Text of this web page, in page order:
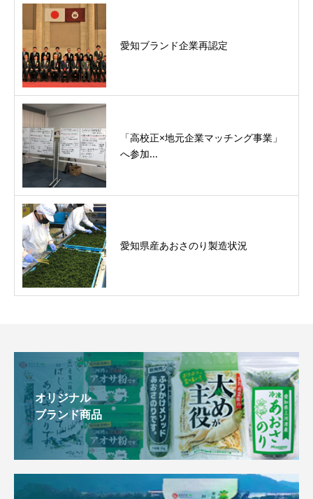
愛知ブランド企業再認定
「高校正×地元企業マッチング事業」
へ参加...
愛知県産あおさのり製造状況
オリジナル
ブランド商品